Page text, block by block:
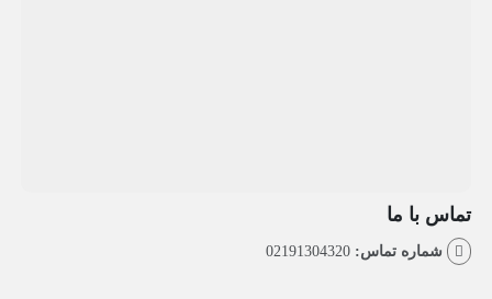
ما
تماس: 02191304320